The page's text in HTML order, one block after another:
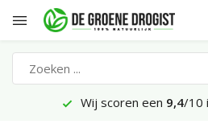
Wij scoren een 9,4/10